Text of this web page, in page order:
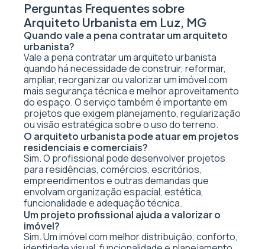
Perguntas Frequentes sobre
Arquiteto Urbanista em Luz, MG
Quando vale a pena contratar um arquiteto
urbanista?
Vale a pena contratar um arquiteto urbanista
quando há necessidade de construir, reformar,
ampliar, reorganizar ou valorizar um imóvel com
mais segurança técnica e melhor aproveitamento
do espaço. O serviço também é importante em
projetos que exigem planejamento, regularização
ou visão estratégica sobre o uso do terreno.
O arquiteto urbanista pode atuar em projetos
residenciais e comerciais?
Sim. O profissional pode desenvolver projetos
para residências, comércios, escritórios,
empreendimentos e outras demandas que
envolvam organização espacial, estética,
funcionalidade e adequação técnica.
Um projeto profissional ajuda a valorizar o
imóvel?
Sim. Um imóvel com melhor distribuição, conforto,